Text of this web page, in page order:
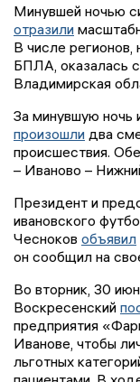
Минувшей ночью
отразили
В числе
БПЛА, оказалась
Владимирская
За минувшую ночь
произошли два
происшествия.
– Иваново –
Президент и
ивановского
Чесноков объявил
он сообщил на
Во вторник, 30
Воскресенский
предприятия
Иванове, чтобы
льготных